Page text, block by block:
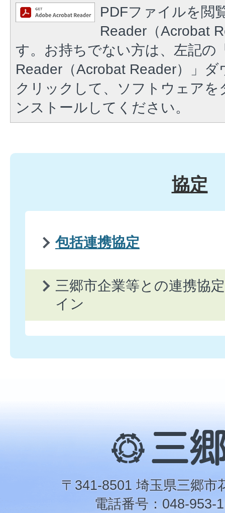
PDFファイルを閲
Reader（Acrobat
す。お持ちでない方は、左記の
Reader（Acrobat Reader）」
クリックして、ソフトウェア
ンストールしてください。
協定
包括連携協定
三郷市企業等との連携協
イン
三
郷
市
〒341-8501 埼玉県三郷市
電話番号：048-953-